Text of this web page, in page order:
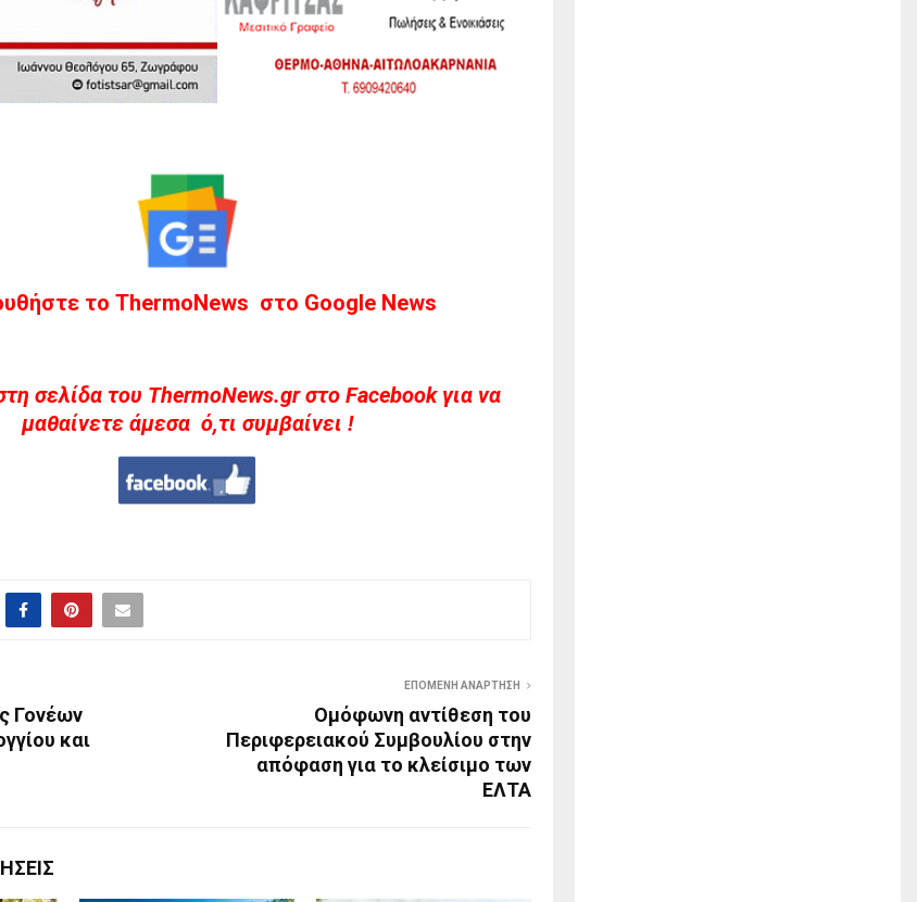
το ThermoNews στο Google News
σελίδα του ThermoNews.gr στο Facebook για να
μαθαίνετε άμεσα ό,τι συμβαίνει !
Γονέων
και
ΕΠΌΜΕΝΗ ΑΝΆΡΤΗΣΗ
Ομόφωνη αντίθεση του
Περιφερειακού Συμβουλίου στην
απόφαση για το κλείσιμο των
ΕΛΤΑ